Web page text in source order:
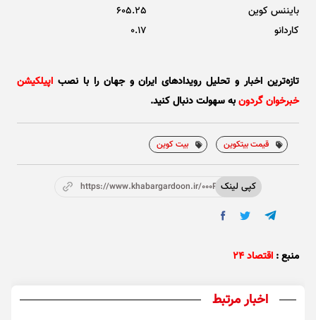
بایننس کوین
605.25
کاردانو
0.17
تازه‌ترین اخبار و تحلیل‌ رویدادهای ایران و جهان را با نصب اپیلکیشن
خبرخوان گردونبه سهولت دنبال کنید.
قیمت بیتکوین بیت کوین
کپی لینکhttps://www.khabargardoon.ir/000P6S
منبع : اقتصاد ۲۴
اخبار مرتبط